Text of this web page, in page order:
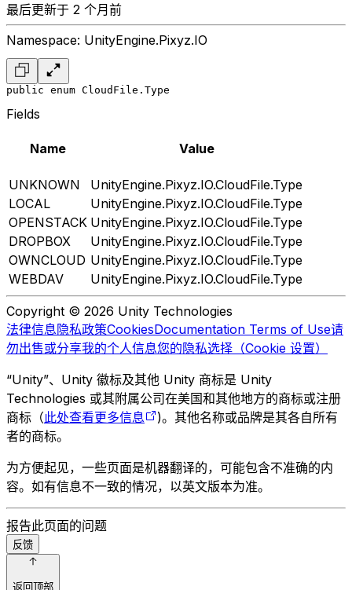
最后更新于 2 个月前
Namespace: UnityEngine.Pixyz.IO
public enum CloudFile.Type
Fields
Name Value
UNKNOWN
UnityEngine.Pixyz.IO.CloudFile.Type
LOCAL
UnityEngine.Pixyz.IO.CloudFile.Type
OPENSTACK UnityEngine.Pixyz.IO.CloudFile.Type
DROPBOX
UnityEngine.Pixyz.IO.CloudFile.Type
OWNCLOUD UnityEngine.Pixyz.IO.CloudFile.Type
WEBDAV
UnityEngine.Pixyz.IO.CloudFile.Type
Copyright © 2026 Unity Technologies
法律信息隐私政策CookiesDocumentation Terms of Use请
勿出售或分享我的个人信息您的隐私选择（Cookie 设置）
“Unity”、Unity 徽标及其他 Unity 商标是 Unity
Technologies 或其附属公司在美国和其他地方的商标或注册
商标（此处查看更多信息
)。其他名称或品牌是其各自所有
者的商标。
为方便起见，一些页面是机器翻译的，可能包含不准确的内
容。如有信息不一致的情况，以英文版本为准。
报告此页面的问题
反馈
返回顶部